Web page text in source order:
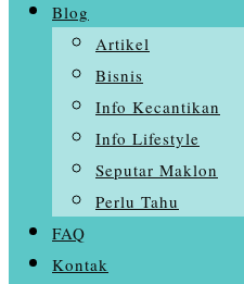
Blog
Artikel
Bisnis
Info Kecantikan
Info Lifestyle
Seputar Maklon
Perlu Tahu
FAQ
Kontak